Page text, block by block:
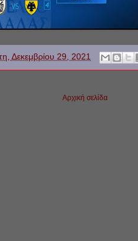
Δεκεμβρίου 29, 2021
Αρχική σελίδα